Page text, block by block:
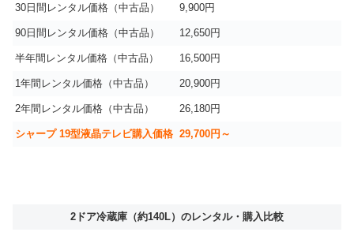
30日間レンタル価格（中古品） 9,900円
90日間レンタル価格（中古品） 12,650円
半年間レンタル価格（中古品） 16,500円
1年間レンタル価格（中古品） 20,900円
2年間レンタル価格（中古品） 26,180円
シャープ 19型液晶テレビ購入価格 29,700円～
2ドア冷蔵庫（約140L）のレンタル・購入比較